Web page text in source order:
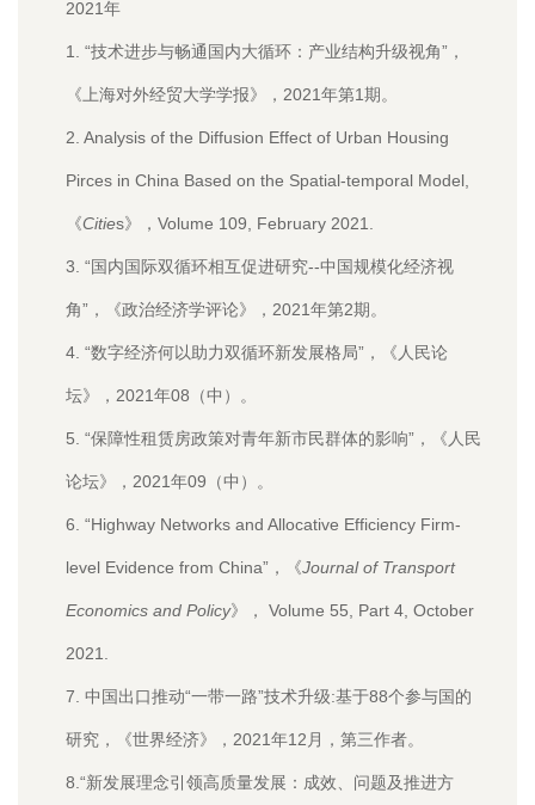
2021年
1. “技术进步与畅通国内大循环：产业结构升级视角”，
《上海对外经贸大学学报》，2021年第1期。
2. Analysis of the Diffusion Effect of Urban Housing
Pirces in China Based on the Spatial-temporal Model,
《Cities》，Volume 109, February 2021.
3. “国内国际双循环相互促进研究--中国规模化经济视
角”，《政治经济学评论》，2021年第2期。
4. “数字经济何以助力双循环新发展格局”，《人民论
坛》，2021年08（中）。
5. “保障性租赁房政策对青年新市民群体的影响”，《人民
论坛》，2021年09（中）。
6. “Highway Networks and Allocative Efficiency Firm-
level Evidence from China”，《Journal of Transport
Economics and Policy》， Volume 55, Part 4, October
2021.
7. 中国出口推动“一带一路”技术升级:基于88个参与国的
研究，《世界经济》，2021年12月，第三作者。
8.“新发展理念引领高质量发展：成效、问题及推进方